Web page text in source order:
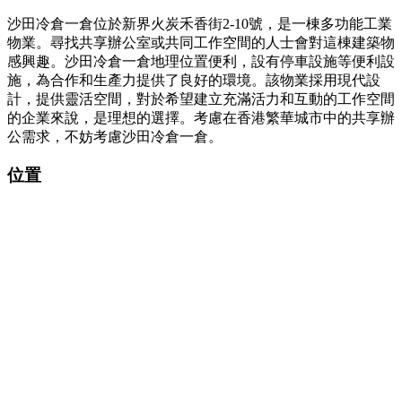
沙田冷倉一倉位於新界火炭禾香街2-10號，是一棟多功能工業
物業。尋找共享辦公室或共同工作空間的人士會對這棟建築物
感興趣。沙田冷倉一倉地理位置便利，設有停車設施等便利設
施，為合作和生產力提供了良好的環境。該物業採用現代設
計，提供靈活空間，對於希望建立充滿活力和互動的工作空間
的企業來說，是理想的選擇。考慮在香港繁華城市中的共享辦
公需求，不妨考慮沙田冷倉一倉。
位置